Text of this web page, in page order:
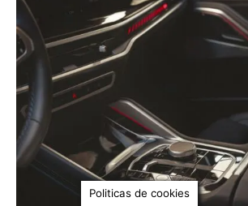
Politicas de cookies